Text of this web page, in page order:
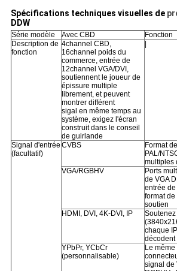
Spécifications techniques visuelles de
DDW
Série modèle Avec CBD Fonction
Description de
fonction
4channel CBD,
16channel poids du
commerce, entrée de
12channel VGA/DVI,
soutiennent le joueur de
épissure multiple
librement, et peuvent
montrer différent
sigal en même temps au
système, exigez l'écran
construit dans le conseil
de guirlande
Signal d'entrée
(facultatif)
CVBS
Format
PAL/
multiples
VGA/RGBHV
Ports
de VGA
entrée
format de
soutien
HDMI, DVI, 4K-DVI, IP
Soutenez
chaque IP
décodent
YPbPr, YCbCr
(personnalisable)
Le même
signal de